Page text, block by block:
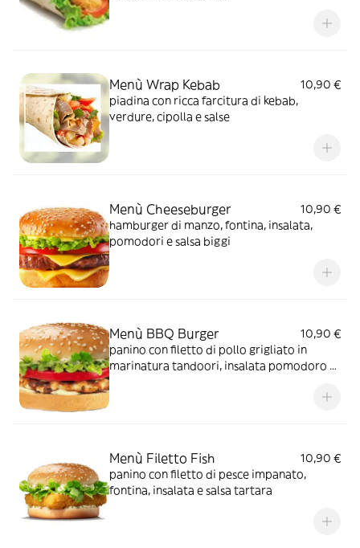
Menù Wrap Kebab
10,90 €
piadina con ricca farcitura di kebab,
verdure, cipolla e salse
Menù Cheeseburger
10,90 €
hamburger di manzo, fontina, insalata,
pomodori e salsa biggi
Menù BBQ Burger
10,90 €
panino con filetto di pollo grigliato in
marinatura tandoori, insalata pomodoro e
Menù Filetto Fish
10,90 €
panino con filetto di pesce impanato,
fontina, insalata e salsa tartara